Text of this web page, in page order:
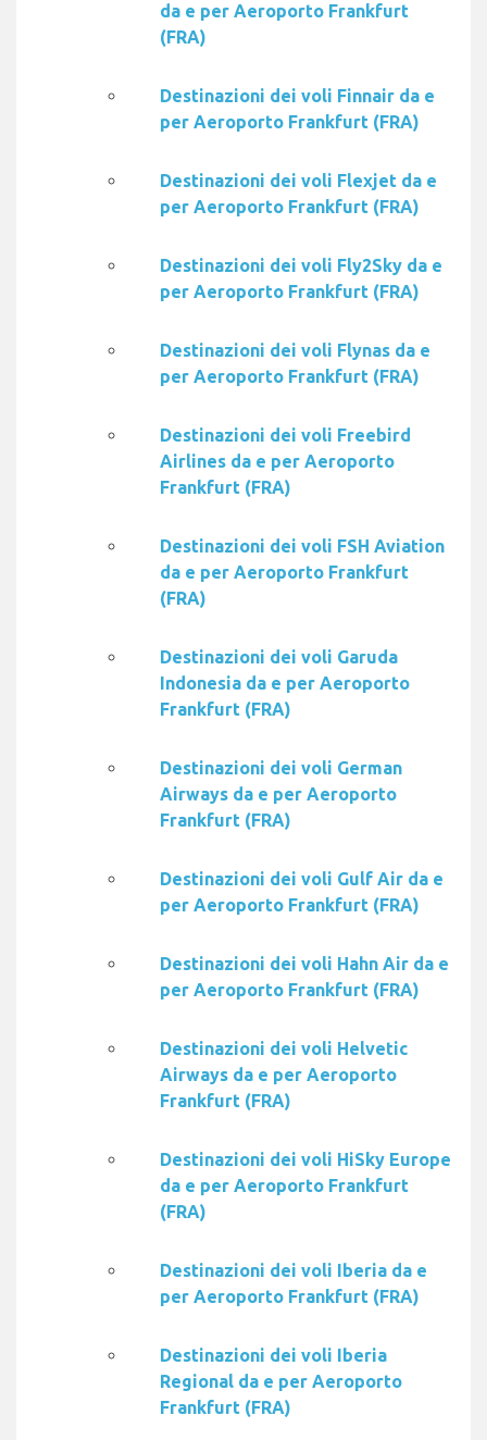
da e per Aeroporto Frankfurt
(FRA)
Destinazioni dei voli Finnair da e
per Aeroporto Frankfurt (FRA)
Destinazioni dei voli Flexjet da e
per Aeroporto Frankfurt (FRA)
Destinazioni dei voli Fly2Sky da e
per Aeroporto Frankfurt (FRA)
Destinazioni dei voli Flynas da e
per Aeroporto Frankfurt (FRA)
Destinazioni dei voli Freebird
Airlines da e per Aeroporto
Frankfurt (FRA)
Destinazioni dei voli FSH Aviation
da e per Aeroporto Frankfurt
(FRA)
Destinazioni dei voli Garuda
Indonesia da e per Aeroporto
Frankfurt (FRA)
Destinazioni dei voli German
Airways da e per Aeroporto
Frankfurt (FRA)
Destinazioni dei voli Gulf Air da e
per Aeroporto Frankfurt (FRA)
Destinazioni dei voli Hahn Air da e
per Aeroporto Frankfurt (FRA)
Destinazioni dei voli Helvetic
Airways da e per Aeroporto
Frankfurt (FRA)
Destinazioni dei voli HiSky Europe
da e per Aeroporto Frankfurt
(FRA)
Destinazioni dei voli Iberia da e
per Aeroporto Frankfurt (FRA)
Destinazioni dei voli Iberia
Regional da e per Aeroporto
Frankfurt (FRA)